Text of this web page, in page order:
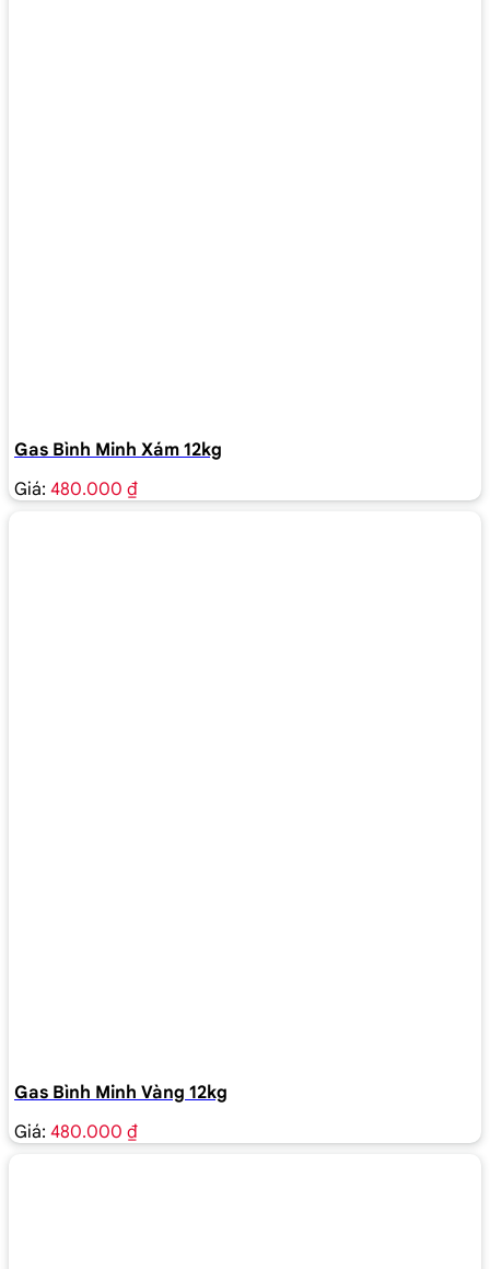
Gas Bình Minh Xám 12kg
Giá: 480.000 ₫
Gas Bình Minh Vàng 12kg
Giá: 480.000 ₫